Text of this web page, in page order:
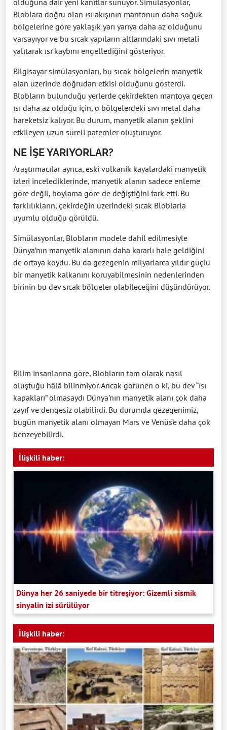
olduğuna dair yeni kanıtlar sunuyor. Simülasyonlar,
Bloblara doğru olan ısı akışının mantonun daha soğuk
bölgelerine göre yaklaşık yarı yarıya daha az olduğunu
varsayıyor ve bu sıcak yapıların altlarındaki sıvı metali
yalıtarak ısı kaybını engellediğini gösteriyor.
Bilgisayar simülasyonları, bu sıcak bölgelerin manyetik
alan üzerinde doğrudan etkisi olduğunu gösterdi.
Blobların bulunduğu yerlerde çekirdekten mantoya geçen
ısı daha az olduğu için, o bölgelerdeki sıvı metal daha
hareketsiz kalıyor. Bu durum, manyetik alanın şeklini
etkileyen uzun süreli paternler oluşturuyor.
NE İŞE YARIYORLAR?
Araştırmacılar ayrıca, eski volkanik kayalardaki manyetik
izleri incelediklerinde, manyetik alanın sadece enleme
göre değil, boylama göre de değiştiğini fark etti. Bu
farklılıkların, çekirdeğin üzerindeki sıcak Bloblarla
uyumlu olduğu görüldü.
Simülasyonlar, Blobların modele dahil edilmesiyle
Dünya’nın manyetik alanının daha kararlı hale geldiğini
de ortaya koydu. Bu da gezegenin milyarlarca yıldır güçlü
bir manyetik kalkanını koruyabilmesinin nedenlerinden
birinin bu dev sıcak bölgeler olabileceğini düşündürüyor.
Bilim insanlarına göre, Blobların tam olarak nasıl
oluştuğu hâlâ bilinmiyor. Ancak görünen o ki, bu dev “ısı
kapakları” olmasaydı Dünya’nın manyetik alanı çok daha
zayıf ve dengesiz olabilirdi. Bu durumda gezegenimiz,
bugün manyetik alanı olmayan Mars ve Venüs’e daha çok
benzeyebilirdi.
İlişkili haber:
Dünya her 26 saniyede bir titreşiyor: Gizemli sismik
sinyalin izi sürülüyor
İlişkili haber: